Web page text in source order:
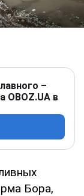
–
OBOZ.UA в
Бора,